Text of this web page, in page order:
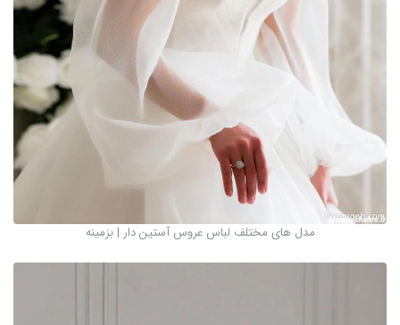
مدل های مختلف لباس عروس آستین دار | بزمینه